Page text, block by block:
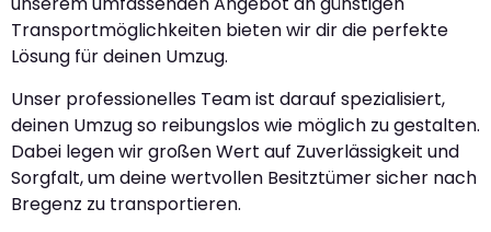
Transportmöglichkeiten bieten wir dir die perfekte
Lösung für deinen Umzug.
Unser professionelles Team ist darauf spezialisiert,
deinen Umzug so reibungslos wie möglich zu gestalten.
Dabei legen wir großen Wert auf Zuverlässigkeit und
Sorgfalt, um deine wertvollen Besitztümer sicher nach
Bregenz zu transportieren.